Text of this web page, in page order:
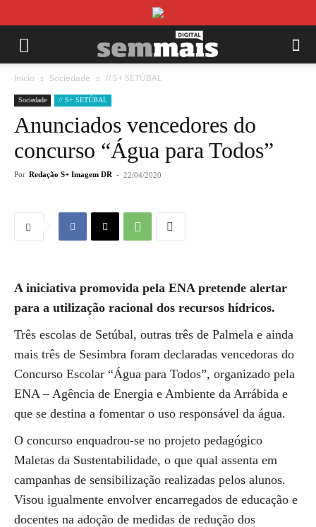
Início Sociedade // S+ SETÚBAL
Sociedade // S+ SETÚBAL
Anunciados vencedores do
concurso “Água para Todos”
Por Redação S+ Imagem DR - 22/04/2020
A iniciativa promovida pela ENA pretende alertar
para a utilização racional dos recursos hídricos.
Três escolas de Setúbal, outras três de Palmela e ainda
mais três de Sesimbra foram declaradas vencedoras do
Concurso Escolar “Água para Todos”, organizado pela
ENA – Agência de Energia e Ambiente da Arrábida e
que se destina a fomentar o uso responsável da água.
O concurso enquadrou-se no projeto pedagógico
Maletas da Sustentabilidade, o que qual assenta em
campanhas de sensibilização realizadas pelos alunos.
Visou igualmente envolver encarregados de educação e
docentes na adoção de medidas de redução dos